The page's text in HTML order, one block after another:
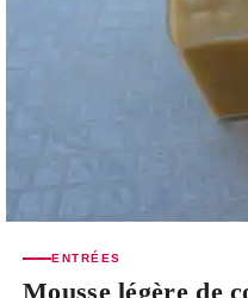
ENTRÉES
Mousse légère de